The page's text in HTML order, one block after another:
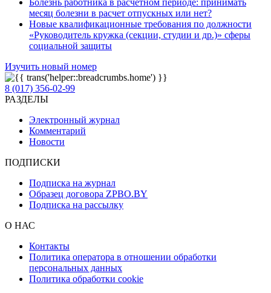
месяц болезни в расчет отпускных или нет?
Новые квалификационные требования по должности
«Руководитель кружка (секции, студии и др.)» сферы
социальной защиты
Изучить новый номер
8 (017) 356-02-99
РАЗДЕЛЫ
Электронный журнал
Комментарий
Новости
ПОДПИСКИ
Подписка на журнал
Образец договора ZPBO.BY
Подписка на рассылку
О НАС
Контакты
Политика оператора в отношении обработки
персональных данных
Политика обработки cookie